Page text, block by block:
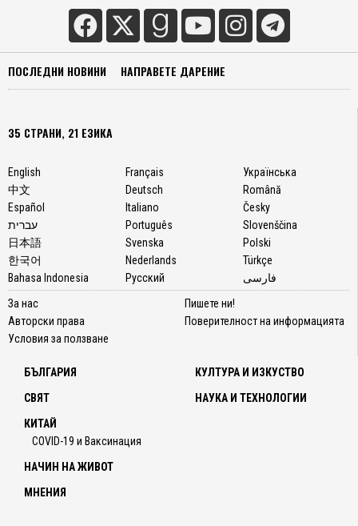
ПОСЛЕДНИ НОВИНИ НАПРАВЕТЕ ДАРЕНИЕ
35 СТРАНИ, 21 ЕЗИКА
English
中文
Español
עברית
日本語
한국어
Bahasa Indonesia
Français
Deutsch
Italiano
Português
Svenska
Nederlands
Русский
Українська
Română
Česky
Slovenščina
Polski
Türkçe
فارسی
За нас
Авторски права
Условия за ползване
Пишете ни!
Поверителност на информацията
БЪЛГАРИЯ
СВЯТ
КИТАЙ
COVID-19 и Ваксинация
КУЛТУРА И ИЗКУСТВО
НАУКА И ТЕХНОЛОГИИ
НАЧИН НА ЖИВОТ
МНЕНИЯ